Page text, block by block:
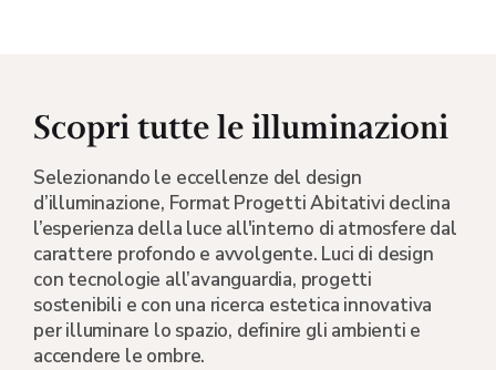
Scopri tutte le illuminazioni
Selezionando le eccellenze del design
d’illuminazione, Format Progetti Abitativi declina
l’esperienza della luce all'interno di atmosfere dal
carattere profondo e avvolgente. Luci di design
con tecnologie all’avanguardia, progetti
sostenibili e con una ricerca estetica innovativa
per illuminare lo spazio, definire gli ambienti e
accendere le ombre.